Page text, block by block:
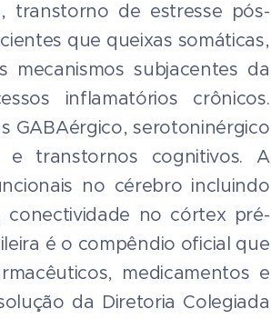
transtorno de estresse pós-
que queixas somáticas,
subjacentes da
inflamatórios crônicos.
GABAérgico, serotoninérgico
e transtornos cognitivos. A
no cérebro incluindo
no córtex pré-
é o compêndio oficial que
medicamentos e
da Diretoria Colegiada